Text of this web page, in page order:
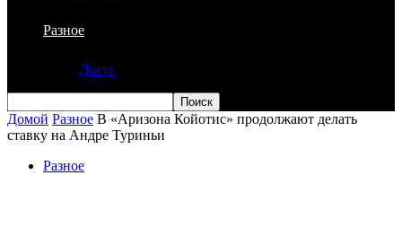
Разное
Досуг
Домой Разное В «Аризона Койотис» продолжают делать
ставку на Андре Туриньи
Разное